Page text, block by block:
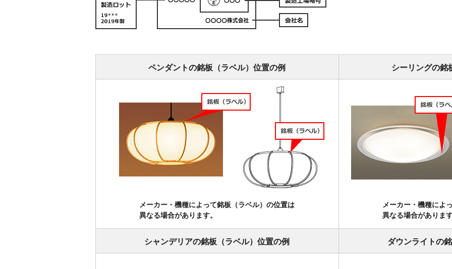
ペンダントの銘板（ラベル）位置の例
メーカー・機種によって銘板（ラベル）の位置は
異なる場合があります。
シーリングの銘
メーカー・機種によ
異なる場合がありま
シャンデリアの銘板（ラベル）位置の例 ダウンライトの